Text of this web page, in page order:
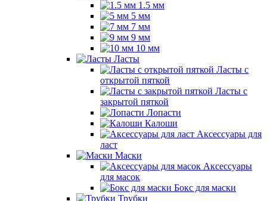
1.5 мм
5 мм
7 мм
9 мм
10 мм
Ласты
Ласты с
открытой пяткой
Ласты с
закрытой пяткой
Лопасти
Калоши
Аксессуары для
ласт
Маски
Аксессуары
для масок
Бокс для маски
Трубки